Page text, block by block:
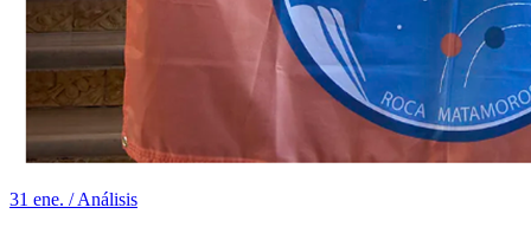
31 ene. / Análisis